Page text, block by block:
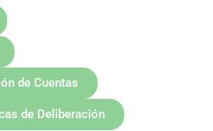
de Cuentas
de Deliberación